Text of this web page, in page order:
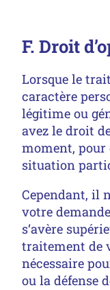
F. Droit
Lorsque le
caractère
légitime ou
avez le droit
moment, pour
situation
Cependant, il
votre
s‘avère
traitement de
nécessaire
ou la défense